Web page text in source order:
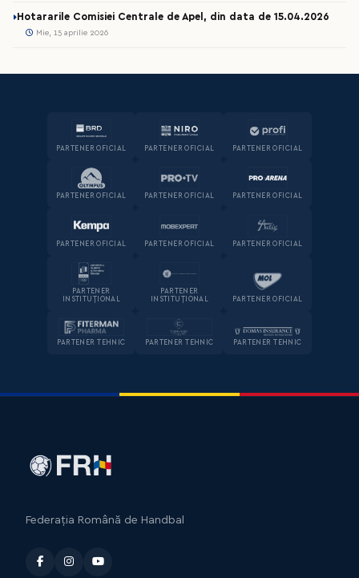
Hotararile Comisiei Centrale de Apel, din data de 15.04.2026
Mie, 15 aprilie 2026
PARTENER OFICIAL PARTENER OFICIAL PARTENER OFICIAL
PARTENER OFICIAL PARTENER OFICIAL PARTENER OFICIAL
PARTENER OFICIAL PARTENER OFICIAL PARTENER OFICIAL
PARTENER
INSTITUȚIONAL
PARTENER
INSTITUȚIONAL
PARTENER OFICIAL
PARTENER TEHNIC PARTENER TEHNIC PARTENER TEHNIC
Federația Română de Handbal